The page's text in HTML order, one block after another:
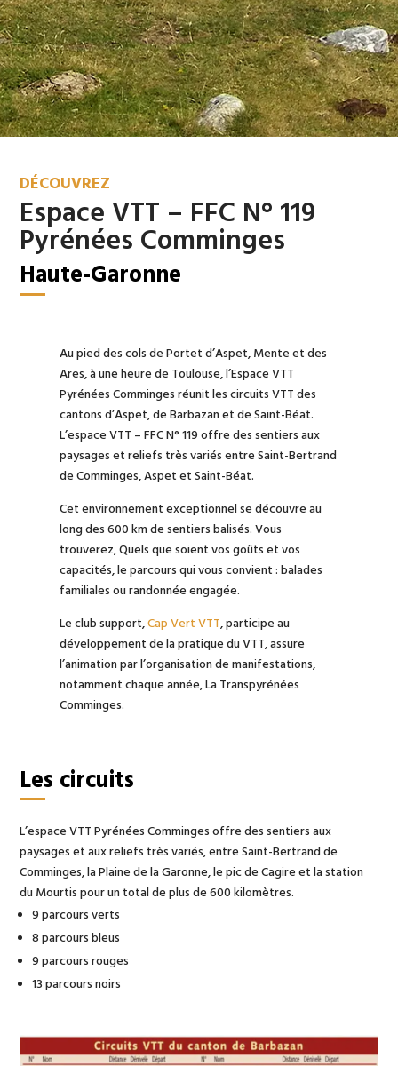
DÉCOUVREZ
Espace VTT – FFC N° 119
Pyrénées Comminges
Haute-Garonne
Au pied des cols de Portet d’Aspet, Mente et des
Ares, à une heure de Toulouse, l’Espace VTT
Pyrénées Comminges réunit les circuits VTT des
cantons d’Aspet, de Barbazan et de Saint-Béat.
L’espace VTT – FFC N° 119 offre des sentiers aux
paysages et reliefs très variés entre Saint-Bertrand
de Comminges, Aspet et Saint-Béat.
Cet environnement exceptionnel se découvre au
long des 600 km de sentiers balisés. Vous
trouverez, Quels que soient vos goûts et vos
capacités, le parcours qui vous convient : balades
familiales ou randonnée engagée.
Le club support,Cap Vert VTT, participe au
développement de la pratique du VTT, assure
l’animation par l’organisation de manifestations,
notamment chaque année, La Transpyrénées
Comminges.
Les circuits
L’espace VTT Pyrénées Comminges offre des sentiers aux
paysages et aux reliefs très variés, entre Saint-Bertrand de
Comminges, la Plaine de la Garonne, le pic de Cagire et la station
du Mourtis pour un total de plus de 600 kilomètres.
9 parcours verts
8 parcours bleus
9 parcours rouges
13 parcours noirs